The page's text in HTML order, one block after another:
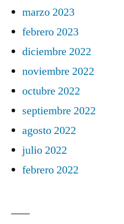
marzo 2023
febrero 2023
diciembre 2022
noviembre 2022
octubre 2022
septiembre 2022
agosto 2022
julio 2022
febrero 2022